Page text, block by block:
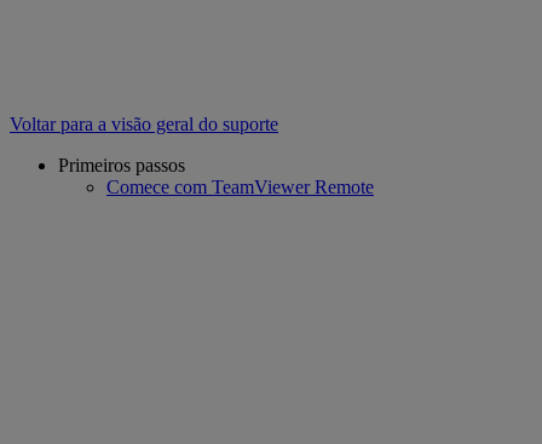
Voltar para a visão geral do suporte
Primeiros passos
Comece com TeamViewer Remote